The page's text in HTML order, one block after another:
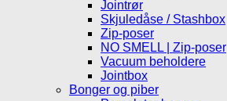
Jointrør
Skjuledåse / Stashbox
Zip-poser
NO SMELL | Zip-poser
Vacuum beholdere
Jointbox
Bonger og piber